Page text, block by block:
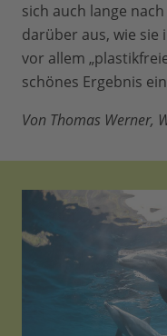
sich auch lange
darüber aus, wie
vor allem
schönes Ergebnis
Von Thomas Werner,